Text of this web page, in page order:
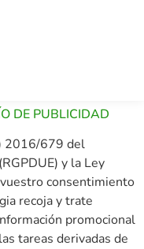
DE PUBLICIDAD
2016/679 del
y la Ley
consentimiento
recoja y trate
promocional
tareas derivadas de